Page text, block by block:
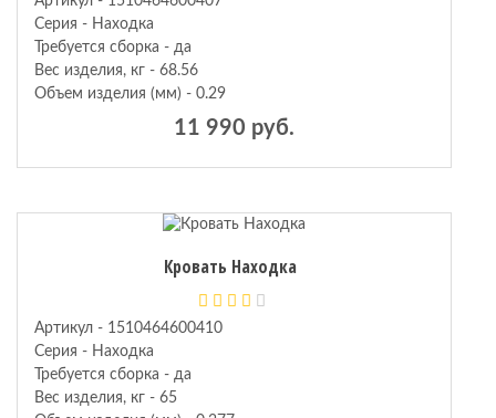
Серия - Находка
Требуется сборка - да
Вес изделия, кг - 68.56
Объем изделия (мм) - 0.29
11 990 руб.
Кровать Находка
Артикул - 1510464600410
Серия - Находка
Требуется сборка - да
Вес изделия, кг - 65